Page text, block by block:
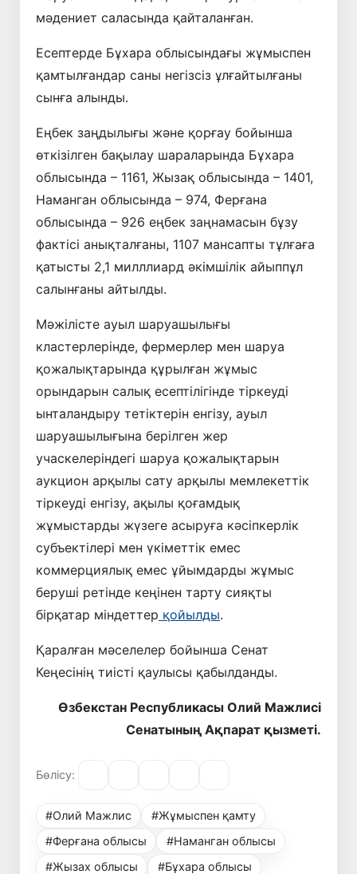
мәдениет саласында қайталанған.
Есептерде Бұхара облысындағы жұмыспен
қамтылғандар саны негізсіз ұлғайтылғаны
сынға алынды.
Еңбек заңдылығы және қорғау бойынша
өткізілген бақылау шараларында Бұхара
облысында – 1161, Жызақ облысында – 1401,
Наманган облысында – 974, Ферғана
облысында – 926 еңбек заңнамасын бұзу
фактісі анықталғаны, 1107 мансапты тұлғаға
қатысты 2,1 милллиард әкімшілік айыппұл
салынғаны айтылды.
Мәжілісте ауыл шаруашылығы
кластерлерінде, фермерлер мен шаруа
қожалықтарында құрылған жұмыс
орындарын салық есептілігінде тіркеуді
ынталандыру тетіктерін енгізу, ауыл
шаруашылығына берілген жер
учаскелеріндегі шаруа қожалықтарын
аукцион арқылы сату арқылы мемлекеттік
тіркеуді енгізу, ақылы қоғамдық
жұмыстарды жүзеге асыруға кәсіпкерлік
субъектілері мен үкіметтік емес
коммерциялық емес ұйымдарды жұмыс
беруші ретінде кеңінен тарту сияқты
бірқатар міндеттер қойылды.
Қаралған мәселелер бойынша Сенат
Кеңесінің тиісті қаулысы қабылданды.
Өзбекстан Республикасы Олий Мажлисі
Сенатының Ақпарат қызметі.
Бөлісу:
#Олий Мажлис
#Жұмыспен қамту
#Ферғана облысы
#Наманган облысы
#Жызах облысы
#Бұхара облысы